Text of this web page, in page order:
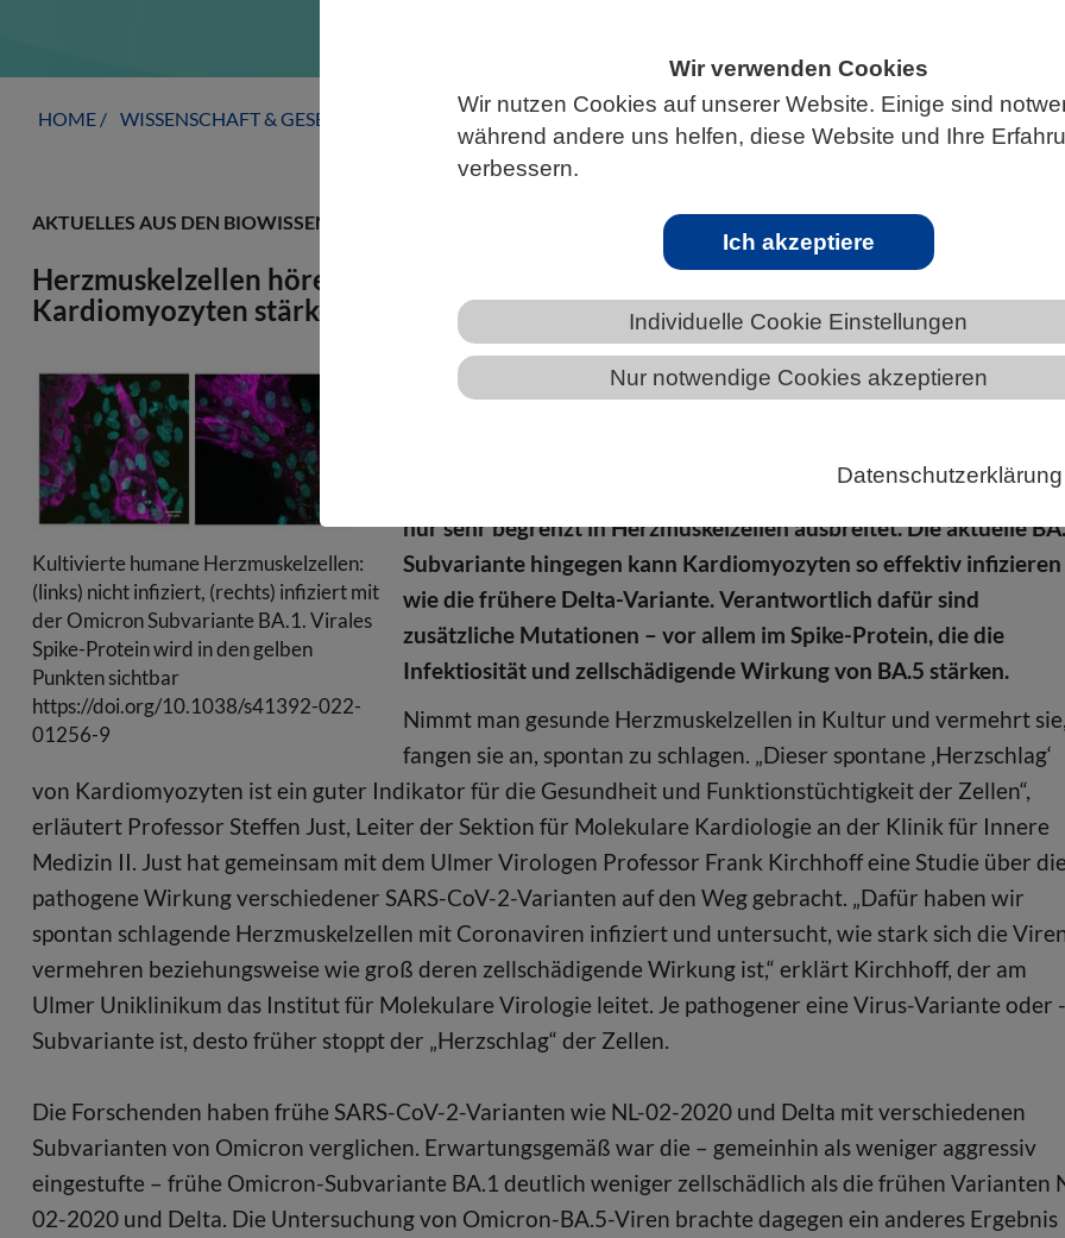
Wir verwenden Cookies
Wir nutzen Cookies auf unserer Website. Einige sind
während andere uns helfen, diese Website und Ihre
verbessern.
Ich akzeptiere
Individuelle Cookie Einstellungen
Nur notwendige Cookies akzeptieren
Datenschutzerklärung
HOME WISSENSCHAFT & GESELLSCHAFT AKTUELLES
AKTUELLES AUS DEN BIOWISSENSCHAFTEN
Herzmuskelzellen hören früher auf zu schlagen - Omicron-Subvariante BA.5
Kardiomyozyten stärker als BA.1
Kultivierte humane Herzmuskelzellen:
(links) nicht infiziert, (rechts) infiziert mit
der Omicron Subvariante BA.1. Virales
Spike-Protein wird in den gelben
Punkten sichtbar
https://doi.org/10.1038/s41392-022-
01256-9
Eine Studie des Universitätsklinikums Ulm hat untersucht, wie gut
zeigen, dass sich zwar die ursprüngliche Omicron-Subvariante BA.1
nur sehr begrenzt in Herzmuskelzellen ausbreitet. Die aktuelle
Subvariante hingegen kann Kardiomyozyten so effektiv infizieren
wie die frühere Delta-Variante. Verantwortlich dafür sind
zusätzliche Mutationen – vor allem im Spike-Protein, die die
Infektiosität und zellschädigende Wirkung von BA.5 stärken.
Nimmt man gesunde Herzmuskelzellen in Kultur und vermehrt sie,
fangen sie an, spontan zu schlagen. „Dieser spontane ‚Herzschlag‘
von Kardiomyozyten ist ein guter Indikator für die Gesundheit und Funktionstüchtigkeit der Zellen“,
erläutert Professor Steffen Just, Leiter der Sektion für Molekulare Kardiologie an der Klinik für Innere
Medizin II. Just hat gemeinsam mit dem Ulmer Virologen Professor Frank Kirchhoff eine Studie über die
pathogene Wirkung verschiedener SARS-CoV-2-Varianten auf den Weg gebracht. „Dafür haben wir
spontan schlagende Herzmuskelzellen mit Coronaviren infiziert und untersucht, wie stark sich die
vermehren beziehungsweise wie groß deren zellschädigende Wirkung ist,“ erklärt Kirchhoff, der am
Ulmer Uniklinikum das Institut für Molekulare Virologie leitet. Je pathogener eine Virus-Variante oder -
Subvariante ist, desto früher stoppt der „Herzschlag“ der Zellen.
Die Forschenden haben frühe SARS-CoV-2-Varianten wie NL-02-2020 und Delta mit verschiedenen
Subvarianten von Omicron verglichen. Erwartungsgemäß war die – gemeinhin als weniger aggressiv
eingestufte – frühe Omicron-Subvariante BA.1 deutlich weniger zellschädlich als die frühen Varianten
02-2020 und Delta. Die Untersuchung von Omicron-BA.5-Viren brachte dagegen ein anderes Ergebnis